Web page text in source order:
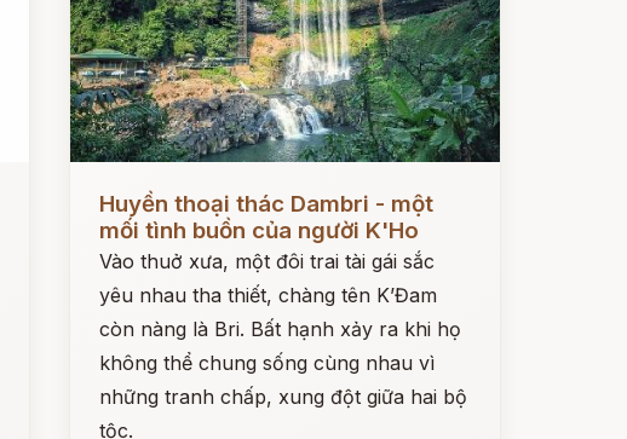
Đọc ngay
Huyền thoại thác Dambri - một
mối tình buồn của người K'Ho
Vào thuở xưa, một đôi trai tài gái sắc
yêu nhau tha thiết, chàng tên K’Đam
còn nàng là Bri. Bất hạnh xảy ra khi họ
không thể chung sống cùng nhau vì
những tranh chấp, xung đột giữa hai bộ
tộc.